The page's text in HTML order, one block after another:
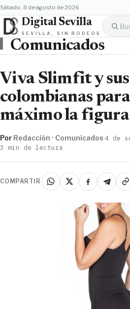
sábado, 8 de agosto de 2026
Digital Sevilla
SEVILLA, SIN RODEOS
Comunicados
Viva Slimfit y
colombianas
máximo la figura
Por Redacción · Comunicados·4 de
3 min de lectura
COMPARTIR